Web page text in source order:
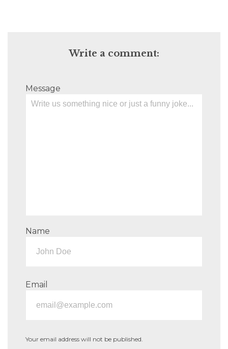
Write a comment:
Message
Name
Email
Your email address will not be published.